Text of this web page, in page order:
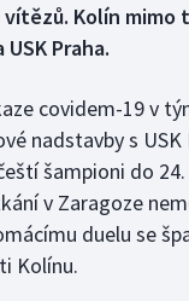
Kolín mimo
Praha.
covidem-19 v
nadstavby s USK
šampioni do
v Zaragoze
duelu se
Kolínu.